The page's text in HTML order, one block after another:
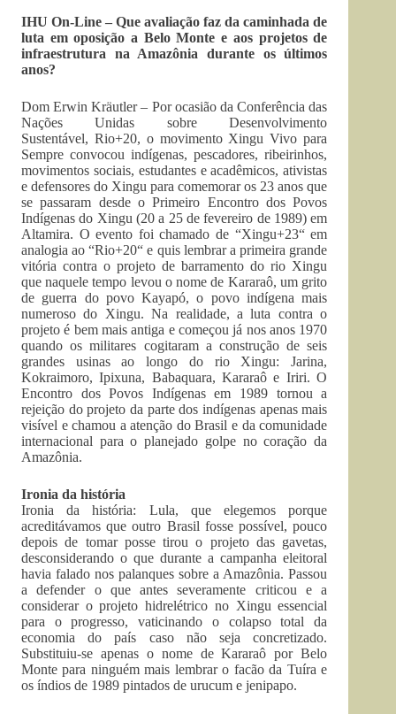
IHU On-Line – Que avaliação faz da caminhada de
luta em oposição a Belo Monte e aos projetos de
infraestrutura na Amazônia durante os últimos
anos?
Dom Erwin Kräutler – Por ocasião da Conferência das
Nações Unidas sobre Desenvolvimento
Sustentável, Rio+20, o movimento Xingu Vivo para
Sempre convocou indígenas, pescadores, ribeirinhos,
movimentos sociais, estudantes e acadêmicos, ativistas
e defensores do Xingu para comemorar os 23 anos que
se passaram desde o Primeiro Encontro dos Povos
Indígenas do Xingu (20 a 25 de fevereiro de 1989) em
Altamira. O evento foi chamado de “Xingu+23“ em
analogia ao “Rio+20“ e quis lembrar a primeira grande
vitória contra o projeto de barramento do rio Xingu
que naquele tempo levou o nome de Kararaô, um grito
de guerra do povo Kayapó, o povo indígena mais
numeroso do Xingu. Na realidade, a luta contra o
projeto é bem mais antiga e começou já nos anos 1970
quando os militares cogitaram a construção de seis
grandes usinas ao longo do rio Xingu: Jarina,
Kokraimoro, Ipixuna, Babaquara, Kararaô e Iriri. O
Encontro dos Povos Indígenas em 1989 tornou a
rejeição do projeto da parte dos indígenas apenas mais
visível e chamou a atenção do Brasil e da comunidade
internacional para o planejado golpe no coração da
Amazônia.
Ironia da história
Ironia da história: Lula, que elegemos porque
acreditávamos que outro Brasil fosse possível, pouco
depois de tomar posse tirou o projeto das gavetas,
desconsiderando o que durante a campanha eleitoral
havia falado nos palanques sobre a Amazônia. Passou
a defender o que antes severamente criticou e a
considerar o projeto hidrelétrico no Xingu essencial
para o progresso, vaticinando o colapso total da
economia do país caso não seja concretizado.
Substituiu-se apenas o nome de Kararaô por Belo
Monte para ninguém mais lembrar o facão da Tuíra e
os índios de 1989 pintados de urucum e jenipapo.